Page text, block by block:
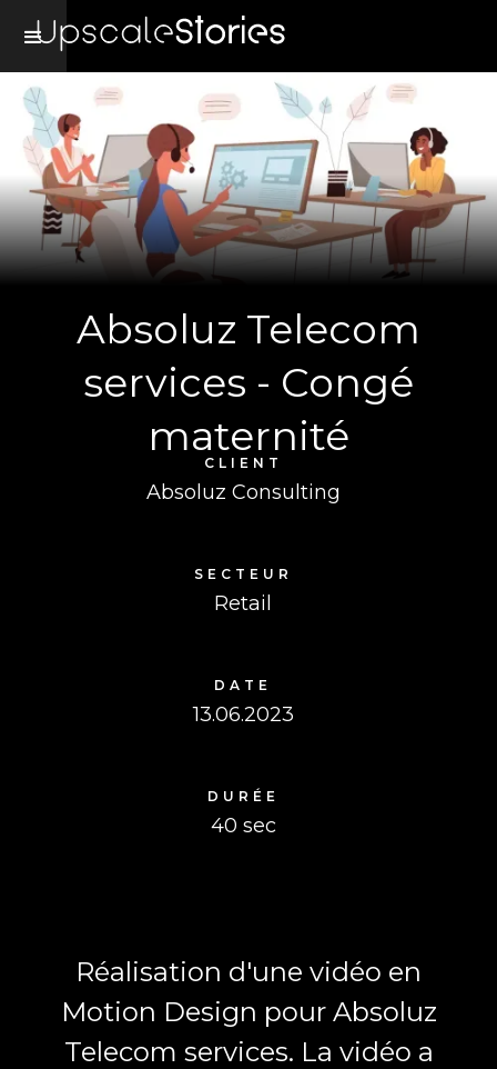
Absoluz Telecom
services - Congé
maternité
CLIENT
Absoluz Consulting
SECTEUR
Retail
DATE
13.06.2023
DURÉE
40 sec
Réalisation d'une vidéo en
Motion Design pour Absoluz
Telecom services. La vidéo a